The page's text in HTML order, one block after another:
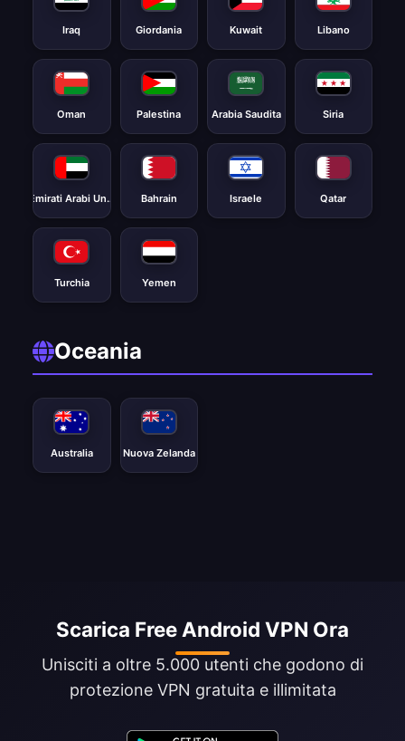
Iraq Giordania Kuwait Libano
Oman Palestina Arabia Saudita Siria
Emirati Arabi Uniti Bahrain Israele Qatar
Turchia Yemen
Oceania
Australia Nuova Zelanda
Scarica Free Android VPN Ora
Unisciti a oltre 5.000 utenti che godono di
protezione VPN gratuita e illimitata